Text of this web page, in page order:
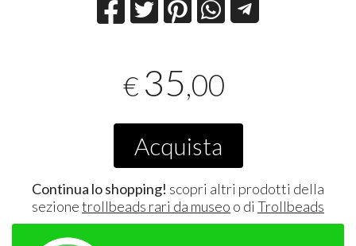
€ 35,00
Acquista
Continua lo shopping! scopri altri prodotti della
sezionetrollbeads rari da museo o di Trollbeads